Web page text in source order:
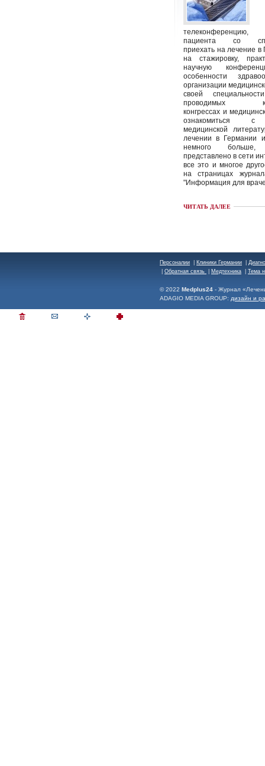
пациента со
приехать на лечение
на стажировку,
научную
особенности
организации
своей
проводимых
конгрессах и
ознакомиться с
медицинской
лечении в Германии
немного
представлено в сети
все это и многое
на страницах
"Информация для
ЧИТАТЬ ДАЛЕЕ
Персоналии Клиники Германии
Обратная связь Медтехника Тема
© 2022 Medplus24 - Журнал
ADAGIO MEDIA GROUP: дизайн и